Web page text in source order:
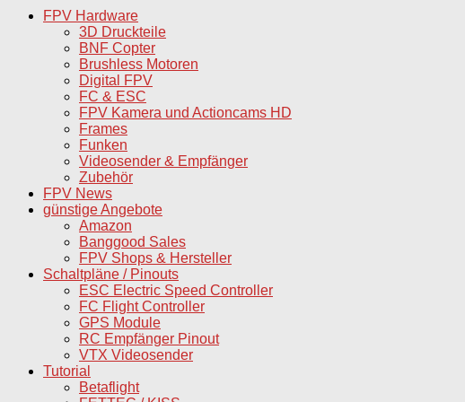
FPV Hardware
3D Druckteile
BNF Copter
Brushless Motoren
Digital FPV
FC & ESC
FPV Kamera und Actioncams HD
Frames
Funken
Videosender & Empfänger
Zubehör
FPV News
günstige Angebote
Amazon
Banggood Sales
FPV Shops & Hersteller
Schaltpläne / Pinouts
ESC Electric Speed Controller
FC Flight Controller
GPS Module
RC Empfänger Pinout
VTX Videosender
Tutorial
Betaflight